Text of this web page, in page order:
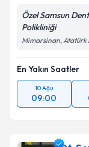
Özel Samsun
Polikliniği
Mimarsinan, Atatürk
En Yakın Saatler
10 Ağu
09:00